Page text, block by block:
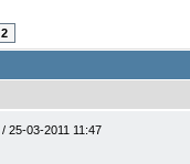
2
/ 25-03-2011 11:47